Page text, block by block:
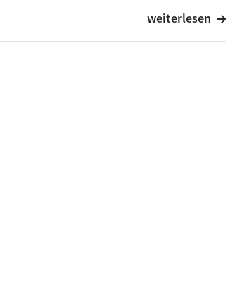
Bruce Willis im Mittelfeld und
weiterlesen